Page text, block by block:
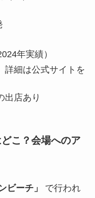
年実績）
詳細は公式サイトを
出店あり
こ？会場へのア
ビーチ」
で行われ